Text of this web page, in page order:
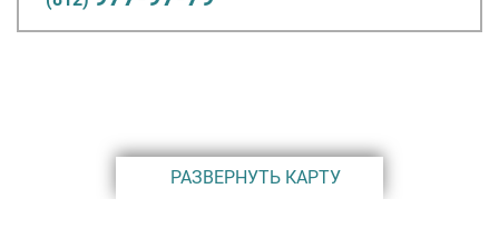
инфраструктуру поселка.
РАЗВЕРНУТЬ КАРТУ